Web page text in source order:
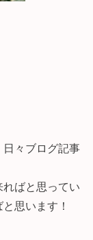
々ブログ記事
ばと思ってい
思います！